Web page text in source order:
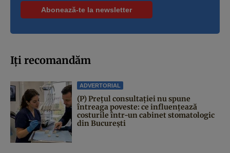
Iți recomandăm
ADVERTORIAL
(P) Prețul consultației nu spune
întreaga poveste: ce influențează
costurile într-un cabinet stomatologic
din București